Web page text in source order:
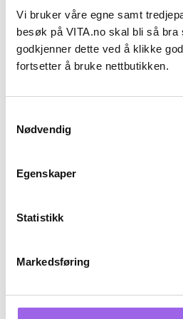
Vi bruker våre egne samt
besøk på VITA.no skal bli så bra
godkjenner dette ved å klikke
fortsetter å bruke nettbutikken.
Nødvendig
Egenskaper
Statistikk
Markedsføring
Karakter:
(1)
5.0 av 5 mulige
På lager på Vita.no